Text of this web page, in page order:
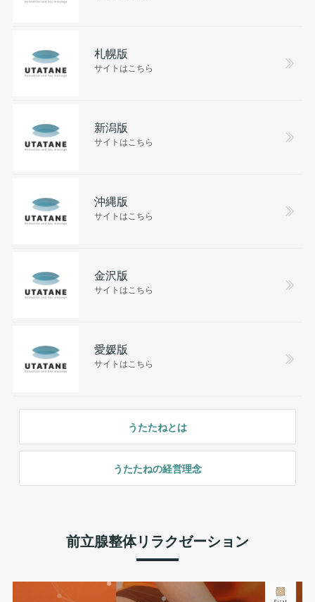
札幌版
サイトはこちら
新潟版
サイトはこちら
沖縄版
サイトはこちら
金沢版
サイトはこちら
愛媛版
サイトはこちら
うたたねとは
うたたねの経営理念
前立腺整体リラクゼーション